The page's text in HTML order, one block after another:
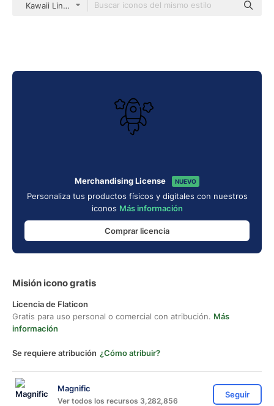
Kawaii Lineal
Merchandising License NUEVO
Personaliza tus productos físicos y digitales con nuestros
iconos Más información
Comprar licencia
Misión icono gratis
Licencia de Flaticon
Gratis para uso personal o comercial con atribución. Más
información
Se requiere atribución ¿Cómo atribuir?
Magnific
Ver todos los recursos 3,282,856
Seguir